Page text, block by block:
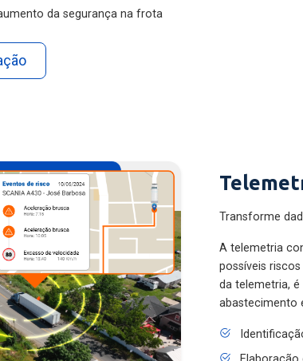
da segurança na frota
Transforme
A telemetria
possíveis
da telemetria,
abastecimento
Elaboração